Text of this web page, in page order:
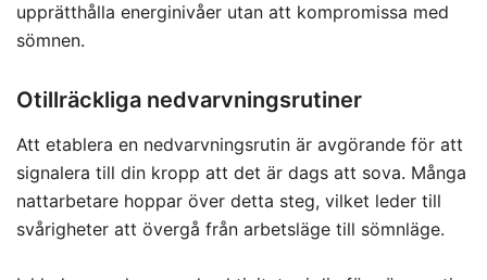
upprätthålla energinivåer utan att kompromissa med
sömnen.
Otillräckliga nedvarvningsrutiner
Att etablera en nedvarvningsrutin är avgörande för att
signalera till din kropp att det är dags att sova. Många
nattarbetare hoppar över detta steg, vilket leder till
svårigheter att övergå från arbetsläge till sömnläge.